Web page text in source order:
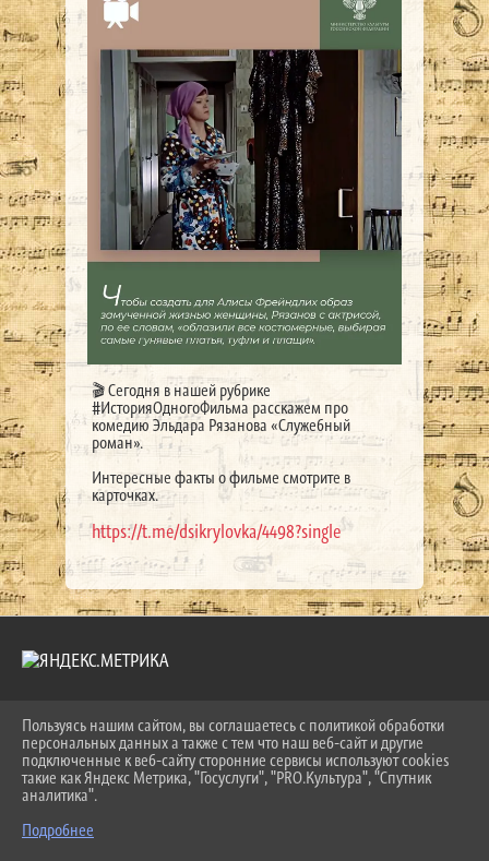
🎬 Сегодня в нашей рубрике
#ИсторияОдногоФильма расскажем про
комедию Эльдара Рязанова «Служебный
роман».
Интересные факты о фильме смотрите в
карточках.
https://t.me/dsikrylovka/4498?single
2026 Г. LKDSHI.RU
ВХОД
КАРТА САЙТА
ПОЛИТИКА ОБРАБОТКИ ПЕРСОНАЛЬНЫХ ДАННЫХ
СДЕЛАНО НА KUBCMS
Пользуясь нашим сайтом, вы соглашаетесь с политикой обработки
персональных данных а также с тем что наш веб-сайт и другие
подключенные к веб-сайту сторонние сервисы используют cookies
такие как Яндекс Метрика, "Госуслуги", "PRO.Культура", "Спутник
аналитика".
Подробнее